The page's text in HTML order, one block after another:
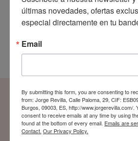
ENVÍOS
últimas novedades, ofertas
especial directamente en tu
Email
By submitting this form, you are consenting to
from: Jorge Revilla, Calle Paloma, 29, CIF:
Burgos, 09003, ES, http://www.jorgerevilla.com/.
consent to receive emails at any time by using
found at the bottom of every email. Emails are
Contact. Our Privacy Policy.